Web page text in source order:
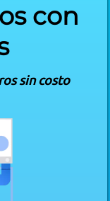
con
sin costo